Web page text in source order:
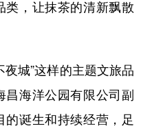
类，让抹茶的清新飘散
城”这样的主题文旅品
昌海洋公园有限公司副
的诞生和持续经营，足